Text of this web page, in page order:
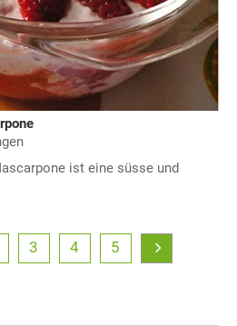
ist eine süsse und
3 4 5